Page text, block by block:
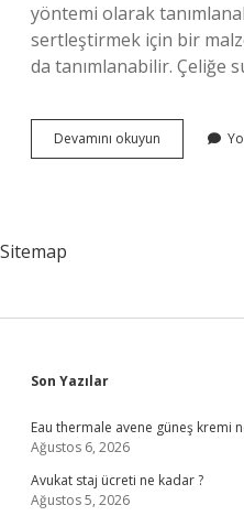
yöntemi olarak
sertleştirmek için bir
da tanımlanabilir. Çeliğe
Devamını okuyun
Ne
Sitemap
Sidebar
Son Yazılar
Eau thermale avene güneş kremi
Ağustos 6, 2026
Avukat staj ücreti ne kadar ?
Ağustos 5, 2026